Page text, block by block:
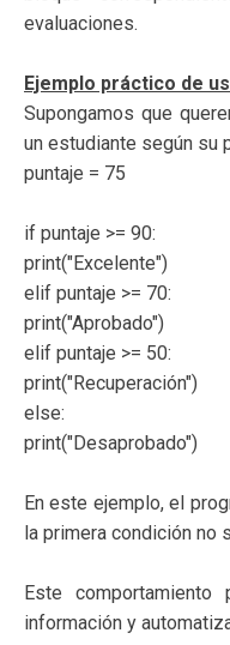
evaluaciones.
Ejemplo práctico de
Supongamos que
un estudiante según su
puntaje = 75
if puntaje >= 90:
print("Excelente")
elif puntaje >= 70:
print("Aprobado")
elif puntaje >= 50:
print("Recuperación")
else:
print("Desaprobado")
En este ejemplo, el
la primera condición no
Este
información y